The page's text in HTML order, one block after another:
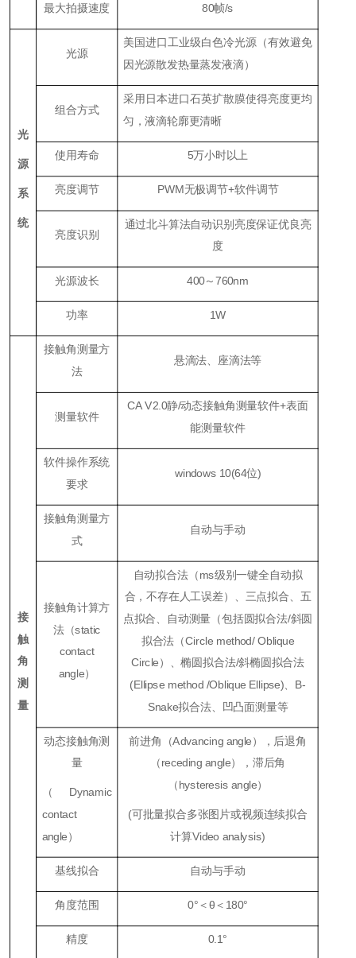
最大拍摄速度 80帧/s
光
源
系
统
光源
美国进口工业级白色冷光源（有效避免
因光源散发热量蒸发液滴）
组合方式
采用日本进口石英扩散膜使得亮度更均
匀，液滴轮廓更清晰
使用寿命 5万小时以上
亮度调节 PWM无极调节+软件调节
亮度识别
通过北斗算法自动识别亮度保证优良亮
度
光源波长 400～760nm
功率 1W
接
触
角
测
量
接触角测量方
法
悬滴法、座滴法等
测量软件
CA V2.0静/动态接触角测量软件+表面
能测量软件
软件操作系统
要求
windows 10(64位)
接触角测量方
式
自动与手动
接触角计算方
法（static
contact
angle）
自动拟合法（ms级别一键全自动拟
合，不存在人工误差）、三点拟合、五
点拟合、自动测量（包括圆拟合法/斜圆
拟合法（Circle method/ Oblique
Circle）、椭圆拟合法/斜椭圆拟合法
(Ellipse method /Oblique Ellipse)、B-
Snake拟合法、凹凸面测量等
动态接触角测
量
（Dynamic
contact
angle）
前进角（Advancing angle），后退角
（receding angle），滞后角
（hysteresis angle）
(可批量拟合多张图片或视频连续拟合
计算Video analysis)
基线拟合 自动与手动
角度范围 0°＜θ＜180°
精度 0.1°